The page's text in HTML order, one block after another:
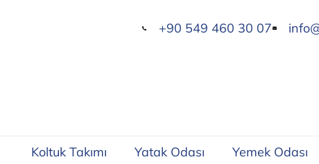
+90 549 460 30 07
Koltuk Takımı Yatak Odası Yemek Odası